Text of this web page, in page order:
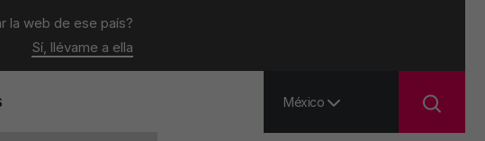
la web de ese país?
Sí, llévame a ella
México